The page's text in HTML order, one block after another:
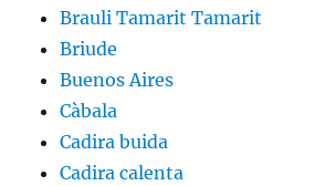
Brauli Tamarit Tamarit
Briude
Buenos Aires
Càbala
Cadira buida
Cadira calenta